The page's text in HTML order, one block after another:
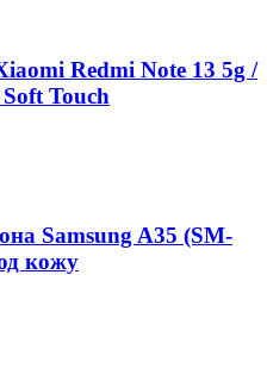
Redmi Note 13 5g /
Touch
Samsung A35 (SM-
кожу